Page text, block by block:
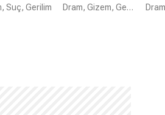
Suç, Gerilim Dram, Gizem, Gerilim